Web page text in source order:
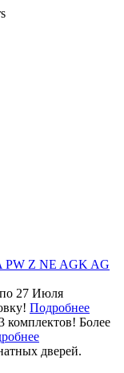
PW Z NE AGK AG
27 Июля
Подробнее
комплектов! Более
дверей.